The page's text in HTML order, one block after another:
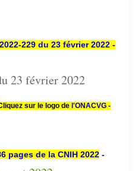
229 du 23 février 2022 -
23 février 2022
sur le logo de l'ONACVG -
pages de la CNIH 2022 -